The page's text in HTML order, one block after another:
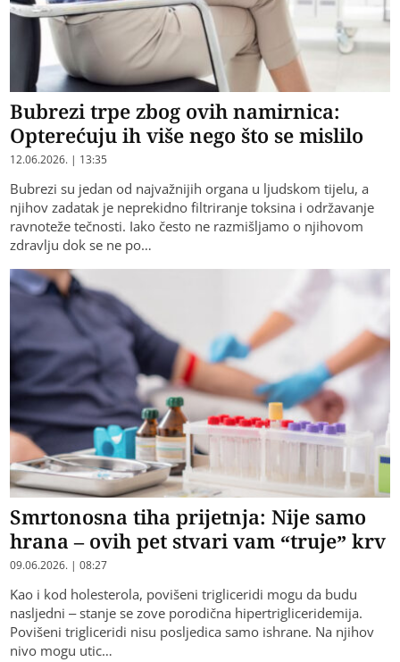
Bubrezi trpe zbog ovih namirnica:
Opterećuju ih više nego što se mislilo
12.06.2026. | 13:35
Bubrezi su jedan od najvažnijih organa u ljudskom tijelu, a
njihov zadatak je neprekidno filtriranje toksina i održavanje
ravnoteže tečnosti. Iako često ne razmišljamo o njihovom
zdravlju dok se ne po…
Smrtonosna tiha prijetnja: Nije samo
hrana – ovih pet stvari vam “truje” krv
09.06.2026. | 08:27
Kao i kod holesterola, povišeni trigliceridi mogu da budu
nasljedni – stanje se zove porodična hipertrigliceridemija.
Povišeni trigliceridi nisu posljedica samo ishrane. Na njihov
nivo mogu utic…